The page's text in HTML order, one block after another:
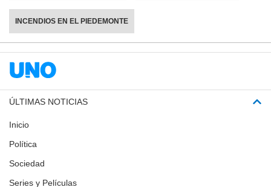
INCENDIOS EN EL PIEDEMONTE
ÚLTIMAS NOTICIAS
Inicio
Política
Sociedad
Series y Películas